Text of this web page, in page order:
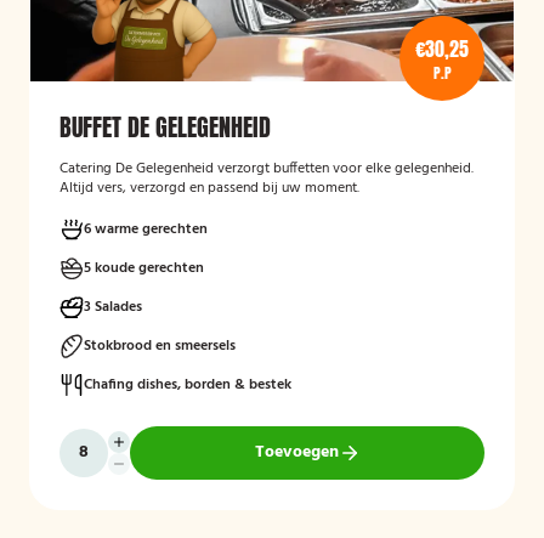
€30,25
P.P
BUFFET DE GELEGENHEID
Catering De Gelegenheid verzorgt buffetten voor elke gelegenheid.
Altijd vers, verzorgd en passend bij uw moment.
6 warme gerechten
5 koude gerechten
3 Salades
Stokbrood en smeersels
Chafing dishes, borden & bestek
Toevoegen